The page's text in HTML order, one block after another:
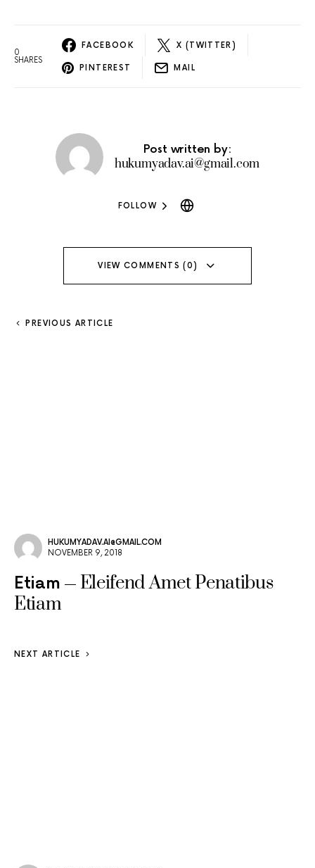
0
SHARES
FACEBOOK X (TWITTER)
PINTEREST MAIL
Post written by:
hukumyadav.ai@gmail.com
FOLLOW
VIEW COMMENTS (0)
PREVIOUS ARTICLE
HUKUMYADAV.AI@GMAIL.COM
NOVEMBER 9, 2018
Etiam
Eleifend Amet Penatibus
Etiam
NEXT ARTICLE